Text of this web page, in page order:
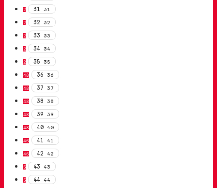
2 31 31
2 32 32
2 33 33
2 34 34
2 35 35
48 36 36
48 37 37
48 38 38
48 39 39
48 40 40
46 41 41
46 42 42
5 43 43
5 44 44